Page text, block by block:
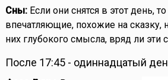
Сны: Если они снятся в этот день,
впечатляющие, похожие на сказку,
них глубокого смысла, вряд ли эти
После 17:45 - одиннадцатый